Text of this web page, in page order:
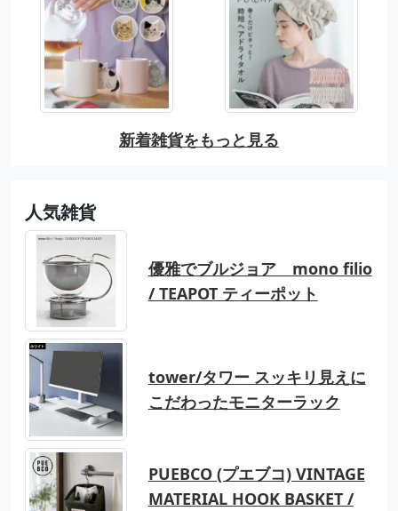
新着雑貨をもっと見る
人気雑貨
優雅でブルジョア mono filio
/ TEAPOT ティーポット
tower/タワー スッキリ見えに
こだわったモニターラック
PUEBCO (プエブコ) VINTAGE
MATERIAL HOOK BASKET /